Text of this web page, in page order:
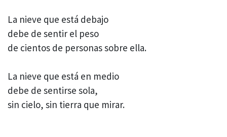
La nieve que está debajo
debe de sentir el peso
de cientos de personas sobre ella.
La nieve que está en medio
debe de sentirse sola,
sin cielo, sin tierra que mirar.